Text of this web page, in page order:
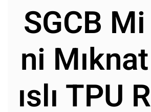
SGCB Mi
ni Mıknat
ıslı TPU R